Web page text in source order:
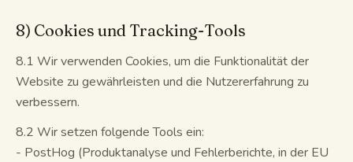
8) Cookies und Tracking-Tools
8.1 Wir verwenden Cookies, um die Funktionalität der
Website zu gewährleisten und die Nutzererfahrung zu
verbessern.
8.2 Wir setzen folgende Tools ein:
- PostHog (Produktanalyse und Fehlerberichte, in der EU